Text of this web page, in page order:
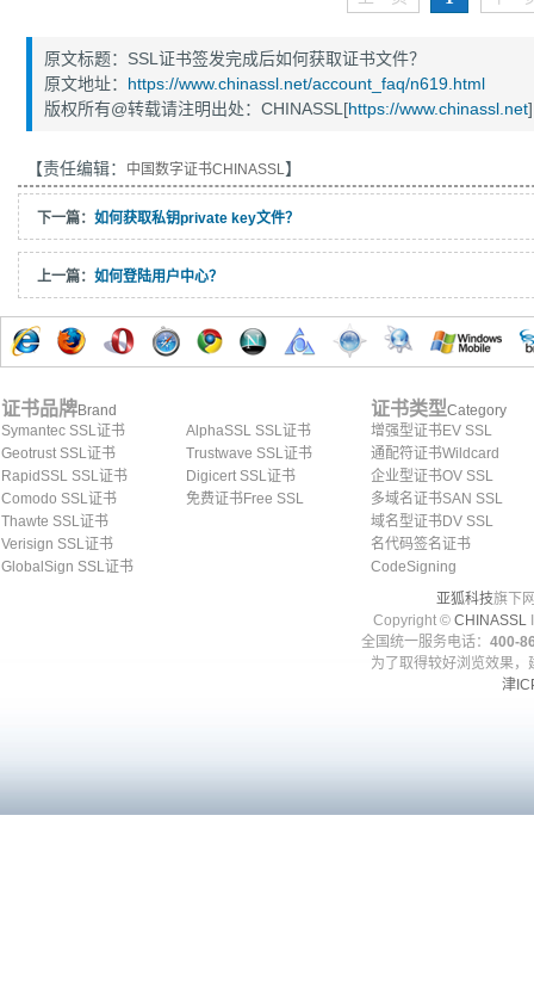
原文标题：SSL证书签发完成后如何获取证书文件？
原文地址： https://www.chinassl.net/account_faq/n619.html
版权所有@转载请注明出处：CHINASSL[https://www.chinassl.net]
【责任编辑： 中国数字证书CHINASSL】
下一篇： 如何获取私钥private key文件？
上一篇： 如何登陆用户中心？
证书品牌Brand
Symantec SSL证书
Geotrust SSL证书
RapidSSL SSL证书
Comodo SSL证书
Thawte SSL证书
Verisign SSL证书
GlobalSign SSL证书
AlphaSSL SSL证书
Trustwave SSL证书
Digicert SSL证书
免费证书Free SSL
证书类型Category
增强型证书EV SSL
通配符证书Wildcard
企业型证书OV SSL
多域名证书SAN SSL
域名型证书DV SSL
名代码签名证书
CodeSigning
亚狐科技旗下
Copyright © CHINASSL
全国统一服务电话： 400-
为了取得较好浏览效果
津